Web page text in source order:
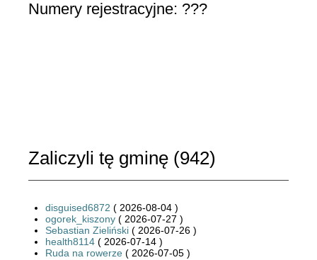
Numery rejestracyjne: ???
Zaliczyli tę gminę (942)
disguised6872 ( 2026-08-04 )
ogorek_kiszony ( 2026-07-27 )
Sebastian Zieliński ( 2026-07-26 )
health8114 ( 2026-07-14 )
Ruda na rowerze ( 2026-07-05 )